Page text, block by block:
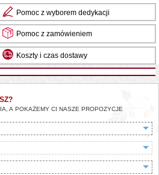
Pomoc z wyborem dedykacji
Pomoc z zamówieniem
Koszty i czas dostawy
A POKAŻEMY CI NASZE PROPOZYCJE